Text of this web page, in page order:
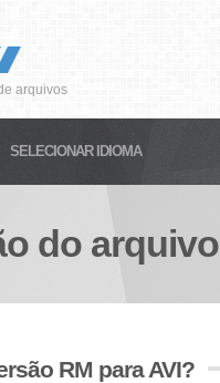
arquivos
SELECIONAR IDIOMA
do arquivo
RM para AVI?